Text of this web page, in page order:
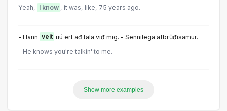
Yeah, I know , it was, like, 75 years ago.
- Hann veit ūú ert ađ tala viđ mig. - Sennilega afbrũđisamur.
- He knows you're talkin' to me.
Show more examples